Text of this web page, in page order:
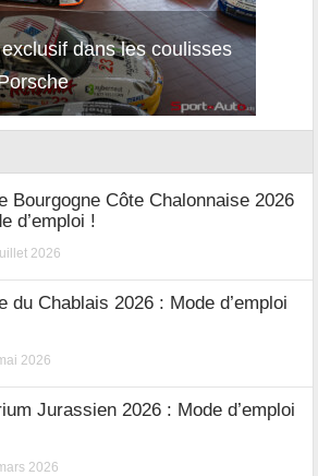
dans les coulisses
de la nouvelle Ferrari
Bourgogne Côte Chalonnaise 2026
d’emploi !
2026
du Chablais 2026 : Mode d’emploi
2026
Jurassien 2026 : Mode d’emploi
2026